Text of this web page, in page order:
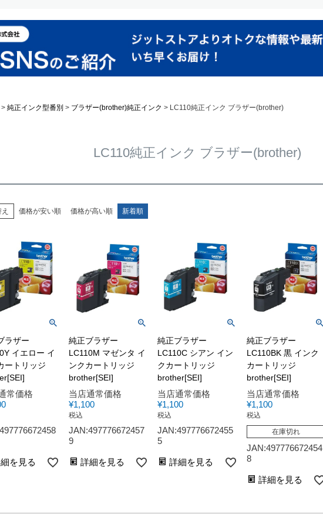
純正インク型番別 ブラザー(brother)純正インク LC110純正インク ブラザー(brother)
LC110純正インク ブラザー(brother)
価格が安い順 価格が高い順 新着順
ラザー
イエロー イ
ートリッジ
常価格
を見る
純正ブラザー
LC110M マゼンタ イ
ンクカートリッジ
brother[SEI]
当店通常価格
¥1,100
税込
JAN:497776672457
9
詳細を見る
純正ブラザー
LC110C シアン イン
クカートリッジ
brother[SEI]
当店通常価格
¥1,100
税込
JAN:497776672455
5
詳細を見る
純正ブラザー
LC110BK 黒 インク
カートリッジ
brother[SEI]
当店通常価格
¥1,100
税込
在庫切れ
JAN:497776672454
8
詳細を見る